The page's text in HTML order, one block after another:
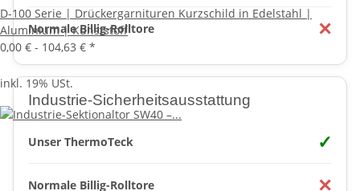
Normale Billig-Rolltore ✕
Industrie-Sicherheitsausstattung
Unser ThermoTeck ✓
Normale Billig-Rolltore ✕
D-100 Serie | Drückergarnituren Kurzschild in Edelstahl |
Aluminium | Kunststoff
0,00 € - 104,63 € *
inkl. 19% USt.